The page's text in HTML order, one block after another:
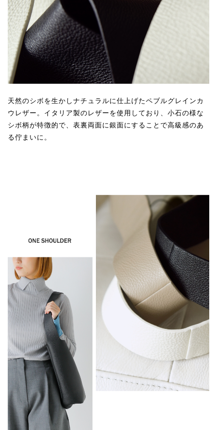
天然のシボを生かしナチュラルに仕上げたペブルグレインカ
ウレザー。イタリア製のレザーを使用しており、小石の様な
シボ柄が特徴的で、表裏両面に銀面にすることで高級感のあ
る佇まいに。